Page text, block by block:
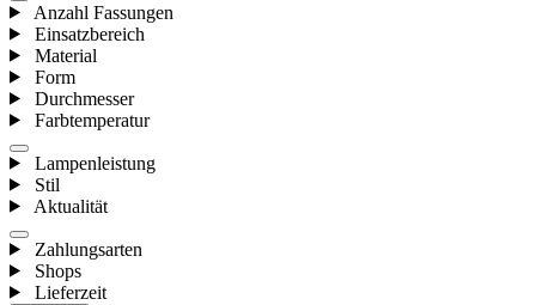
Anzahl Fassungen
Einsatzbereich
Material
Form
Durchmesser
Farbtemperatur
Lampenleistung
Stil
Aktualität
Zahlungsarten
Shops
Lieferzeit